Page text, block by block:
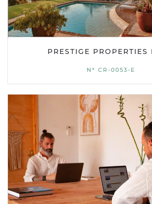
PRESTIGE PROPERTIES
Nº CR-0053-E